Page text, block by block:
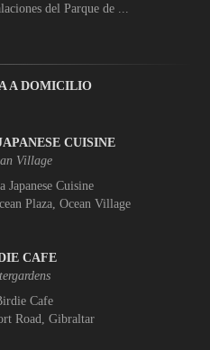
del Parque de ...
A DOMICILIO
CUISINE
Village
Plaza, Ocean Village
CAFE
Road, Gibraltar